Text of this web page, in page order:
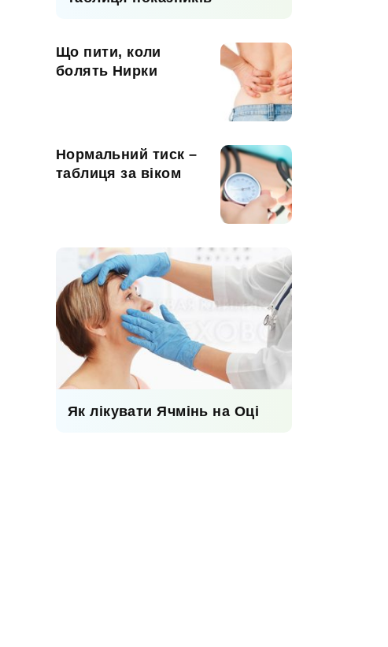
Що пити, коли
болять Нирки
Нормальний тиск –
таблиця за віком
Як лікувати Ячмінь на Оці